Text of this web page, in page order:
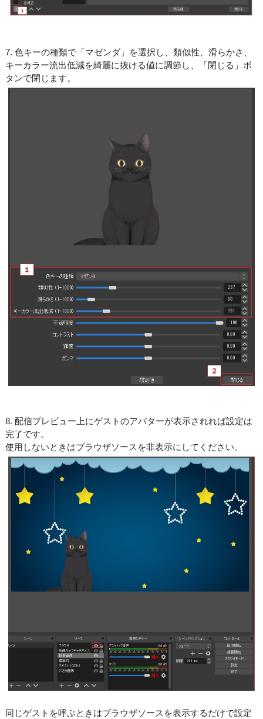
7. 色キーの種類で「マゼンダ」を選択し、類似性、滑らかさ、
キーカラー流出低減を綺麗に抜ける値に調節し、「閉じる」ボ
タンで閉じます。
8. 配信プレビュー上にゲストのアバターが表示されれば設定は
完了です。
使用しないときはブラウザソースを非表示にしてください。
同じゲストを呼ぶときはブラウザソースを表示するだけで設定